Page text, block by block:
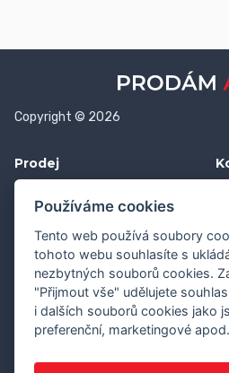
Copyright © 2026
Prodej
Pro prodejce
Premium
Další stránky
Používáme cookies
Tento web používá soubory
tohoto webu souhlasíte s
nezbytných souborů cookies.
"Přijmout vše" udělujete
i dalších souborů cookies jako
preferenční, marketingové apod.